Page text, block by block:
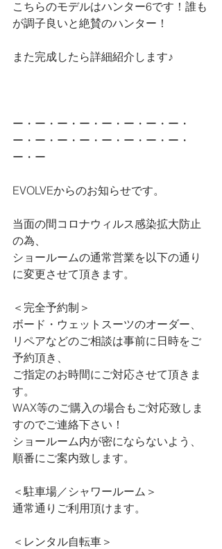
こちらのモデルはハンター6です！誰も
が調子良いと絶賛のハンター！
また完成したら詳細紹介します♪
ー・ー・ー・ー・ー・ー・ー・ー・
ー・ー・ー・ー・ー・ー・ー・ー・
ー・ー
EVOLVEからのお知らせです。
当面の間コロナウィルス感染拡大防止
の為、
ショールームの通常営業を以下の通り
に変更させて頂きます。
＜完全予約制＞
ボード・ウェットスーツのオーダー、
リペアなどのご相談は事前に日時をご
予約頂き、
ご指定のお時間にご対応させて頂きま
す。
WAX等のご購入の場合もご対応致しま
すのでご連絡下さい！
ショールーム内が密にならないよう、
順番にご案内致します。
＜駐車場／シャワールーム＞
通常通りご利用頂けます。
＜レンタル自転車＞